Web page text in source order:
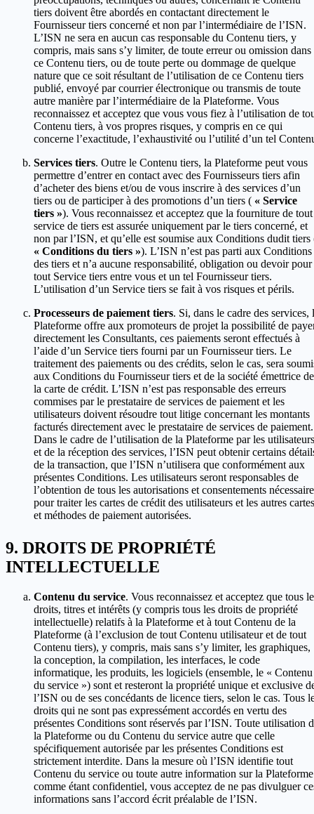
tiers doivent être abordés en contactant directement le
Fournisseur tiers concerné et non par l’intermédiaire de l’ISN.
L’ISN ne sera en aucun cas responsable du Contenu tiers, y
compris, mais sans s’y limiter, de toute erreur ou omission dans
ce Contenu tiers, ou de toute perte ou dommage de quelque
nature que ce soit résultant de l’utilisation de ce Contenu tiers
publié, envoyé par courrier électronique ou transmis de toute
autre manière par l’intermédiaire de la Plateforme. Vous
reconnaissez et acceptez que vous vous fiez à l’utilisation de
Contenu tiers, à vos propres risques, y compris en ce qui
concerne l’exactitude, l’exhaustivité ou l’utilité d’un tel
Services tiers. Outre le Contenu tiers, la Plateforme peut vous
permettre d’entrer en contact avec des Fournisseurs tiers afin
d’acheter des biens et/ou de vous inscrire à des services d’un
tiers ou de participer à des promotions d’un tiers ( « Service
tiers »). Vous reconnaissez et acceptez que la fourniture de tout
service de tiers est assurée uniquement par le tiers concerné, et
non par l’ISN, et qu’elle est soumise aux Conditions dudit tiers
« Conditions du tiers »). L’ISN n’est pas parti aux Conditions
des tiers et n’a aucune responsabilité, obligation ou devoir pour
tout Service tiers entre vous et un tel Fournisseur tiers.
L’utilisation d’un Service tiers se fait à vos risques et périls.
Processeurs de paiement tiers. Si, dans le cadre des services,
Plateforme offre aux promoteurs de projet la possibilité de
directement les Consultants, ces paiements seront effectués à
l’aide d’un Service tiers fourni par un Fournisseur tiers. Le
traitement des paiements ou des crédits, selon le cas, sera
aux Conditions du Fournisseur tiers et de la société émettrice de
la carte de crédit. L’ISN n’est pas responsable des erreurs
commises par le prestataire de services de paiement et les
utilisateurs doivent résoudre tout litige concernant les montants
facturés directement avec le prestataire de services de paiement.
Dans le cadre de l’utilisation de la Plateforme par les utilisateurs
et de la réception des services, l’ISN peut obtenir certains
de la transaction, que l’ISN n’utilisera que conformément aux
présentes Conditions. Les utilisateurs seront responsables de
l’obtention de tous les autorisations et consentements
pour traiter les cartes de crédit des utilisateurs et les autres cartes
et méthodes de paiement autorisées.
DROITS DE PROPRIÉTÉ
INTELLECTUELLE
Contenu du service. Vous reconnaissez et acceptez que tous
droits, titres et intérêts (y compris tous les droits de propriété
intellectuelle) relatifs à la Plateforme et à tout Contenu de la
Plateforme (à l’exclusion de tout Contenu utilisateur et de tout
Contenu tiers), y compris, mais sans s’y limiter, les graphiques,
la conception, la compilation, les interfaces, le code
informatique, les produits, les logiciels (ensemble, le « Contenu
du service ») sont et resteront la propriété unique et exclusive
l’ISN ou de ses concédants de licence tiers, selon le cas. Tous
droits qui ne sont pas expressément accordés en vertu des
présentes Conditions sont réservés par l’ISN. Toute utilisation
la Plateforme ou du Contenu du service autre que celle
spécifiquement autorisée par les présentes Conditions est
strictement interdite. Dans la mesure où l’ISN identifie tout
Contenu du service ou toute autre information sur la Plateforme
comme étant confidentiel, vous acceptez de ne pas divulguer
informations sans l’accord écrit préalable de l’ISN.